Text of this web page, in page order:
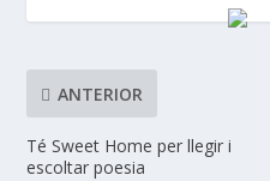
ANTERIOR
Té Sweet Home per llegir i
escoltar poesia